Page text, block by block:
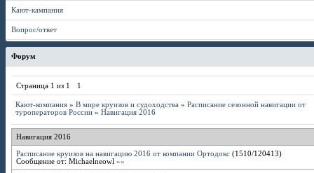
Кают-кампания
Вопрос/ответ
Форум
Страница 1 из 1 1
Кают-компания » В мире круизов и судоходства » Расписание сезонной навигации от
туроператоров России » Навигация 2016
Навигация 2016
Расписание круизов на навигацию 2016 от компании Ортодокс (1510/120413)
Сообщение от: Michaelneowl »»